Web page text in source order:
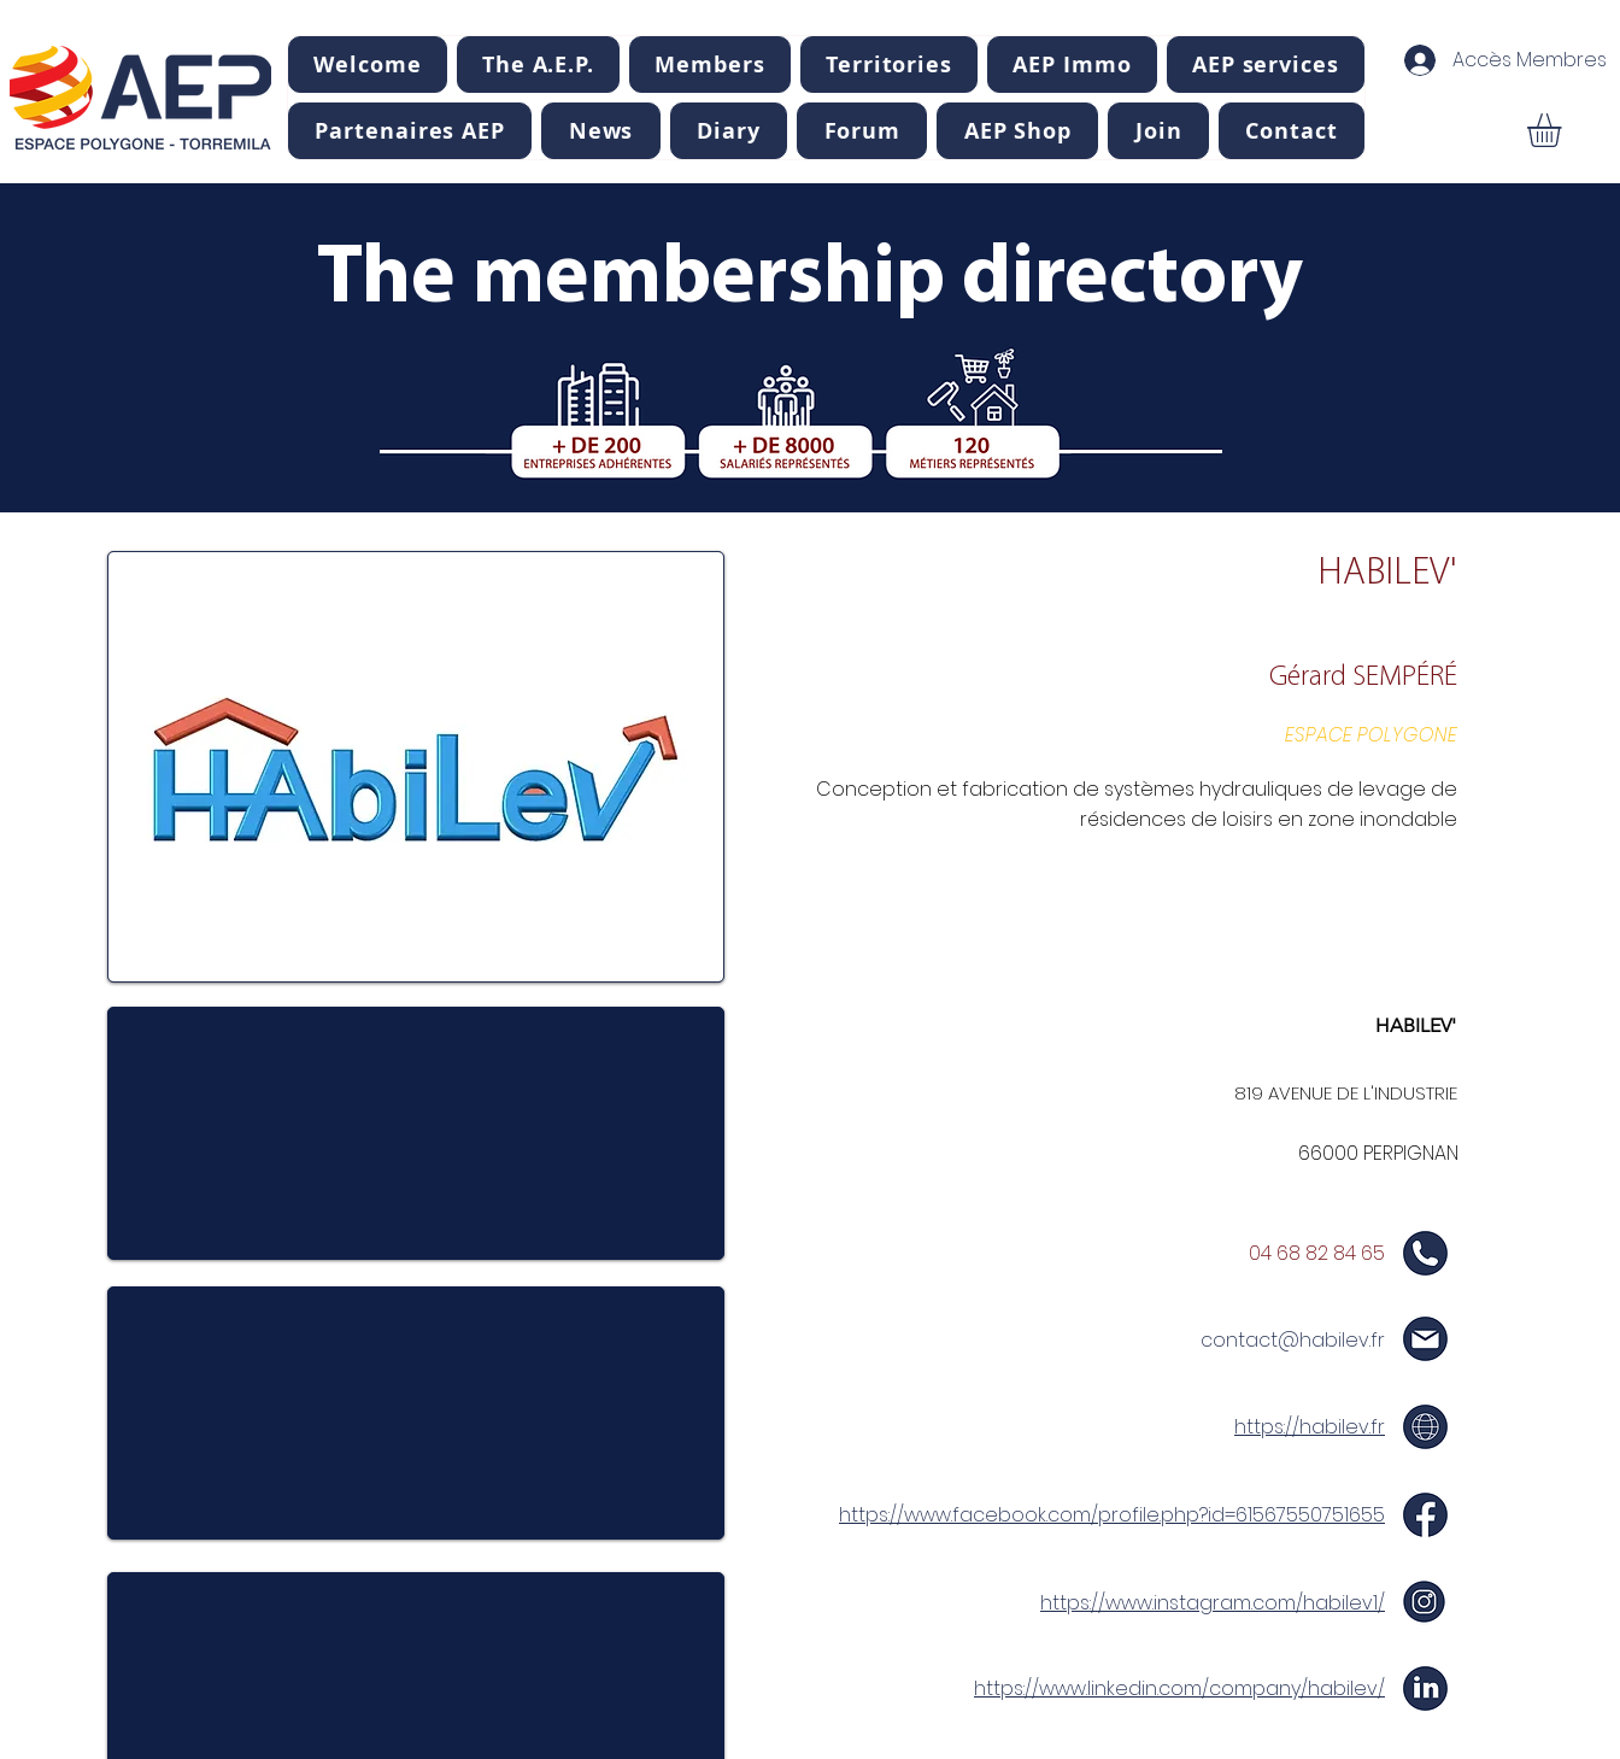
Welcome The A.E.P. Members Territories AEP Immo AEP services
Partenaires AEP News Diary Forum AEP Shop Join Contact
Accès Membres
The membership directory
HABILEV'
Gérard SEMPÉRÉ
ESPACE POLYGONE
Conception et fabrication de systèmes hydrauliques de levage de
résidences de loisirs en zone inondable
HABILEV'
819 AVENUE DE L'INDUSTRIE
66000 PERPIGNAN
04 68 82 84 65
contact@habilev.fr
https://habilev.fr
https://www.facebook.com/profile.php?id=61567550751655
https://www.instagram.com/habilev1/
https://www.linkedin.com/company/habilev/